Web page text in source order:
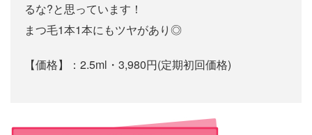
るな?と思っています！
まつ毛1本1本にもツヤがあり◎
【価格】：2.5ml・3,980円(定期初回価格)